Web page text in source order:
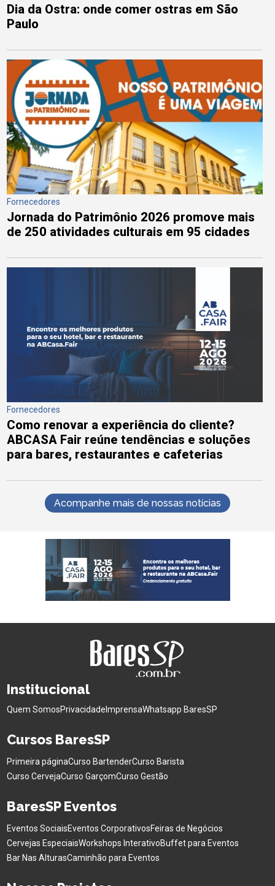
Dia da Ostra: onde comer ostras em São
Paulo
Fornecedores
Jornada do Patrimônio 2026 promove mais
de 250 atividades culturais em 95 cidades
Fornecedores
Como renovar a experiência do cliente?
ABCASA Fair reúne tendências e soluções
para bares, restaurantes e cafeterias
Acompanhe mais de nossas notícias
Institucional
Quem SomosPrivacidade ImprensaWhatsapp BaresSP
Cursos BaresSP
Primeira páginaCurso BartenderCurso Barista
Curso CervejaCurso GarçomCurso Gestão
BaresSP Eventos
Eventos SociaisEventos CorporativosFeiras de Negócios
Cervejas EspeciaisWorkshops InterativoBuffet para Eventos
Bar Nas AlturasCaminhão para Eventos